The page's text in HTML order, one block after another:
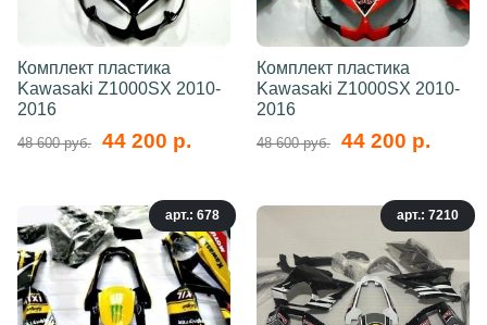
Комплект пластика
Kawasaki Z1000SX 2010-
2016
48 600 руб. 44 200 р.
Комплект пластика
Kawasaki Z1000SX 2010-
2016
48 600 руб. 44 200 р.
арт.: 678 арт.: 7210